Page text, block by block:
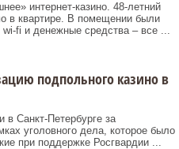
интернет-казино. 48-летний
в квартире. В помещении были
fi и денежные средства – все ...
подпольного казино в
Санкт-Петербурге за
уголовного дела, которое было
при поддержке Росгвардии ...